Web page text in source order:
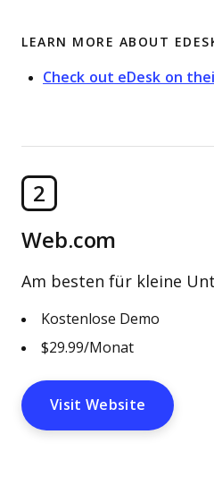
LEARN MORE ABOUT
Check out eDesk on
2
Web.com
Am besten für kleine
Kostenlose Demo
$29.99/Monat
Visit Website